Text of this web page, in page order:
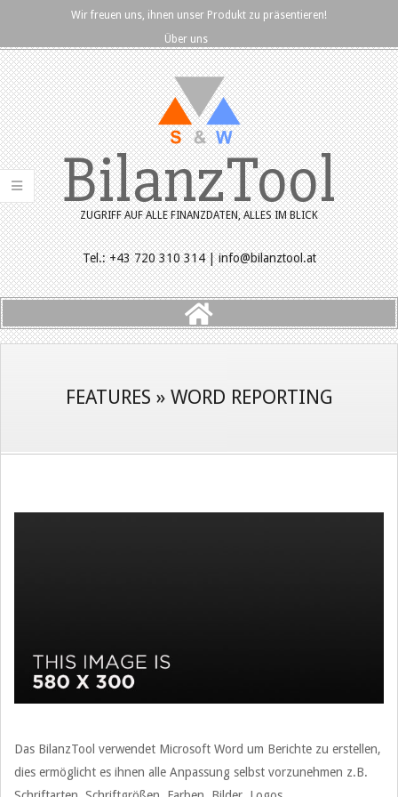
content
Wir freuen uns, ihnen unser Produkt zu präsentieren!
Über uns
BilanzTool
ZUGRIFF AUF ALLE FINANZDATEN, ALLES IM BLICK
Tel.: +43 720 310 314 | info@bilanztool.at
Primary
FEATURES » WORD REPORTING
Das BilanzTool verwendet Microsoft Word um Berichte zu erstellen,
dies ermöglicht es ihnen alle Anpassung selbst vorzunehmen z.B.